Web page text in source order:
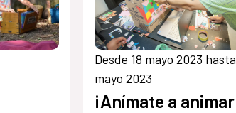
Desde 18 mayo 2023 hasta
mayo 2023
¡Anímate a